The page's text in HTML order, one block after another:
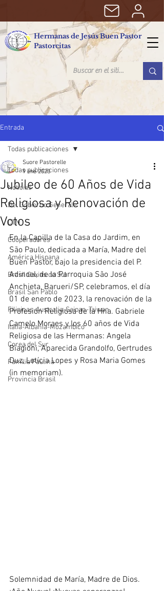
Hermanas de Jesús Buen Pastor
Pastorcitas
Entrada
Todas publicaciones
Noticias
Del Gobierno Generale
CTN
Cooperadores
América Hispana
Brasil Caxias do Sul
Brasil San Pablo
Filipinas-Australia-Saipan-Taiwan
Itália-Albania-Mozambico
Corea del Sur
Familia Paulina
Provincia Brasil
Todas publicaciones
Jubileo de 60 Años de Vida
Religiosa y Renovación de
Votos
Suore Pastorelle
9 ene 2023
En la Capilla de la Casa do Jardim, en
São Paulo, dedicada a María, Madre del
Buen Pastor, bajo la presidencia del P.
Adinoel, de la Parroquia São José
Anchieta, Barueri/SP, celebramos, el día
01 de enero de 2023, la renovación de la
Profesión Religiosa de la Hna. Gabriele
Camelo Moraes y los 60 años de Vida
Religiosa de las Hermanas: Angela
Biagioni, Aparecida Grandolfo, Gertrudes
Duz, Letícia Lopes y Rosa Maria Gomes
(in memoriam).
Solemnidad de María, Madre de Dios.